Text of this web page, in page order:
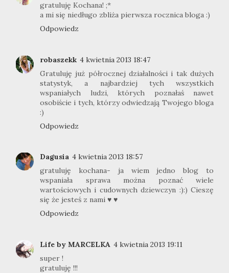
gratuluję Kochana! ;*
a mi się niedługo zbliża pierwsza rocznica bloga :)
Odpowiedz
robaszekk 4 kwietnia 2013 18:47
Gratuluję już półrocznej działalności i tak dużych
statystyk, a najbardziej tych wszystkich
wspaniałych ludzi, których poznałaś nawet
osobiście i tych, którzy odwiedzają Twojego bloga
:)
Odpowiedz
Dagusia 4 kwietnia 2013 18:57
gratuluję kochana- ja wiem jedno blog to
wspaniała sprawa można poznać wiele
wartościowych i cudownych dziewczyn :):) Cieszę
się że jesteś z nami ♥ ♥
Odpowiedz
Life by MARCELKA 4 kwietnia 2013 19:11
super !
gratuluję !!!